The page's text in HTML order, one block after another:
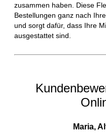
zusammen haben. Diese
Bestellungen ganz nach
und sorgt dafür, dass Ihre
ausgestattet sind.
Maria,